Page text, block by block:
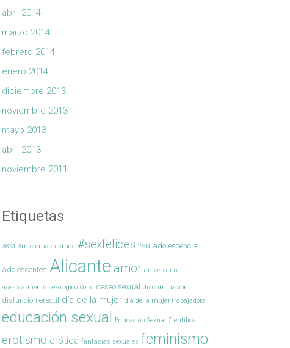
abril 2014
marzo 2014
febrero 2014
enero 2014
diciembre 2013
noviembre 2013
mayo 2013
abril 2013
noviembre 2011
Etiquetas
#8M #micromachismos #sexfelices 25N adolescencia
adolescentes Alicante amor aniversario
asesoramiento sexológico coito deseo sexual discriminación
disfunción eréctil día de la mujer día de la mujer trabajadora
educación sexual Educación Sexual Científica
erotismo erótica fantasías sexuales feminismo